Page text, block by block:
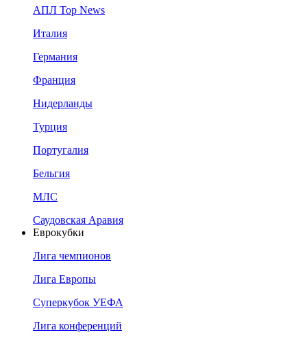
АПЛ Top News
Италия
Германия
Франция
Нидерланды
Турция
Португалия
Бельгия
МЛС
Саудовская Аравия
Еврокубки
Лига чемпионов
Лига Европы
Суперкубок УЕФА
Лига конференций